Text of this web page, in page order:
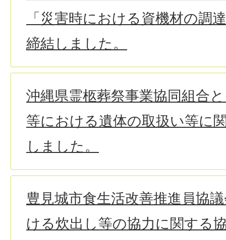
「災害時における資機材の調
締結しました。
沖縄県霊柩葬祭事業協同組合
等における遺体の取扱い等に
しました。
豊見城市食生活改善推進員協
ける炊出し等の協力に関する